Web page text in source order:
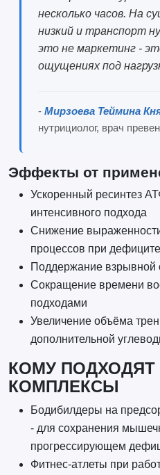
несколько часов. На
низкий и транспорт
это не маркетинг -
ощущениях под
- Мирзоева Теймина
нутрициолог, врач
Эффекты от
Ускоренный ресинтез
интенсивного подхода
Снижение
процессов при
Поддержание взрывной
Сокращение времени
подходами
Увеличение объёма
дополнительной
КОМУ
КОМПЛЕКСЫ
Бодибилдеры на
- для сохранения
прогрессирующем
Фитнес-атлеты при